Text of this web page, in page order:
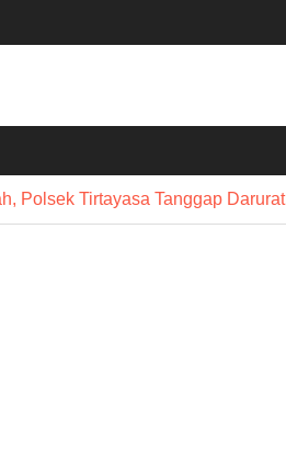
Polsek Tirtayasa Tanggap Darurat